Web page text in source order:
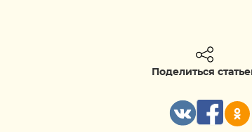
Поделиться